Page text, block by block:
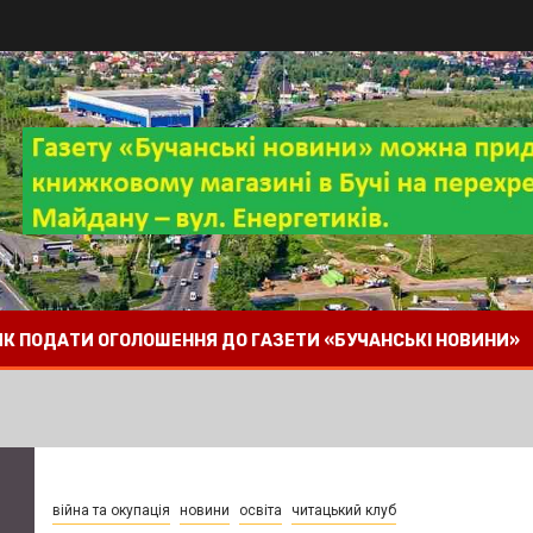
ПОДАТИ ОГОЛОШЕННЯ ДО ГАЗЕТИ «БУЧАНСЬКІ НОВИНИ»
війна та окупація новини освіта читацький клуб